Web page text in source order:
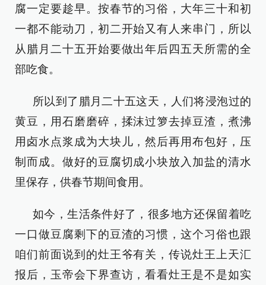
腐一定要趁早。按春节的习俗，大年三十和初
一都不能动刀，初二开始又有人来串门，所以
从腊月二十五开始要做出年后四五天所需的全
部吃食。
所以到了腊月二十五这天，人们将浸泡过的
黄豆，用石磨磨碎，揉沫过箩去掉豆渣，煮沸
用卤水点浆成为大块儿，然后再用布包好，压
制而成。做好的豆腐切成小块放入加盐的清水
里保存，供春节期间食用。
如今，生活条件好了，很多地方还保留着吃
一口做豆腐剩下的豆渣的习惯，这个习俗也跟
咱们前面说到的灶王爷有关，传说灶王上天汇
报后，玉帝会下界查访，看看灶王是不是如实